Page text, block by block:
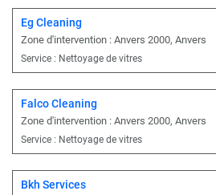
Eg Cleaning
Zone d'intervention : Anvers 2000, Anvers
Service : Nettoyage de vitres
Falco Cleaning
Zone d'intervention : Anvers 2000, Anvers
Service : Nettoyage de vitres
Bkh Services